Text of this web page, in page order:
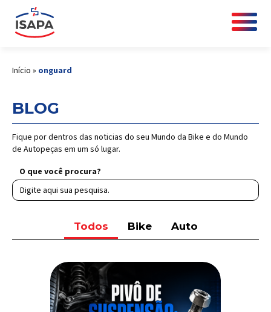
Início » onguard
BLOG
Fique por dentros das noticias do seu Mundo da Bike e do Mundo
de Autopeças em um só lugar.
O que você procura?
Todos Bike Auto